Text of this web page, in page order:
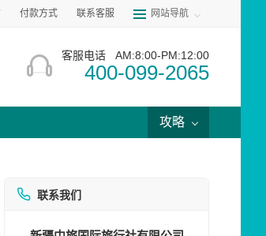
付款方式 联系客服 网站导航
客服电话 AM:8:00-PM:12:00
400-099-2065
攻略
联系我们